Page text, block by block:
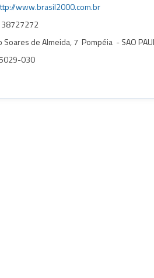
www.brasil2000.com.br
38727272
Soares de Almeida, 7 Pompéia - SAO
030